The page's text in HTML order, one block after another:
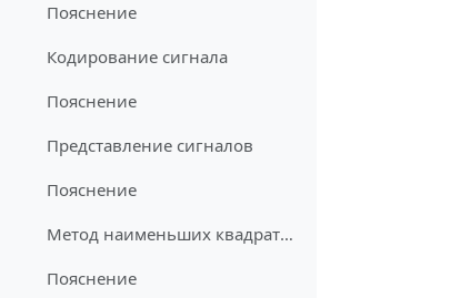
Пояснение
Кодирование сигнала
Пояснение
Представление сигналов
Пояснение
Метод наименьших квадратов
Пояснение